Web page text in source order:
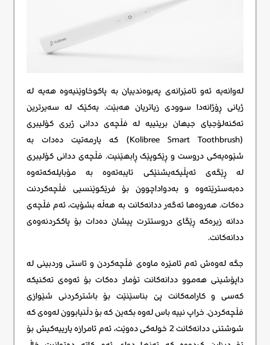
لەوانەیە ئەو ئامێرانەی پەیوەندییان بە پاکوخاوێنیەوە هەیە لە
ژیانی ڕۆژانەدا سوودی زیاتریان هەبێت. یەکێک له سەیرترین
تەکنەلۆجیای جیهان بریتییە لە فڵچەی ددانی ژیری کۆلیبری
(Kolibree Smart Toothbrush) کە یارمەتیت دەدات بە
شێوەیەکی دروست و ڕێکوپێک ڕابهێنیت. فڵچەی ددانی کۆلیبری
لە ڕێگەی ئەپڵیکەیشنێکی تایبەتەوە بە مۆبایلەکەتەوە
دەبەسترێتەوە و بەدواداچوون بۆ فرێکوێنسیی فڵچەکردنت
دەکات. هەروەها ئەگەر ددانەکانت بە هەڵە بشۆیت، ئەم فڵچەی
ددانە زیرەکە ڕێگای دروستترت پیشان دەدات بۆ پاککردنەوەی
ددانەکانت.
جگە لەوەش ئەم ئامێرە ماوەی فڵچەکردن و ئاستی وردبینی لە
داپۆشینی هەموو ددانەکانت تۆمار دەکات بۆ ئەوەی تەکنیکە
کەسی و کارامەکانت پێ بناسێنێت بۆ باشترکردنی شێوازی
فڵچەکردن. خراپ نییە باس لەوە بکەین کە بۆ دڵنیابوون لەوەی کە
شوشتنی ددانەکانت 2 خولەکی دەوێت، ئەم ئامرازە یارییەکیش بۆ